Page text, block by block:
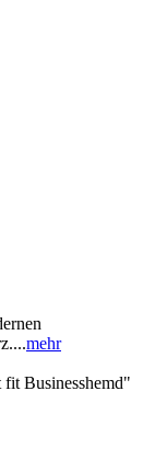
mehr
Businesshemd"